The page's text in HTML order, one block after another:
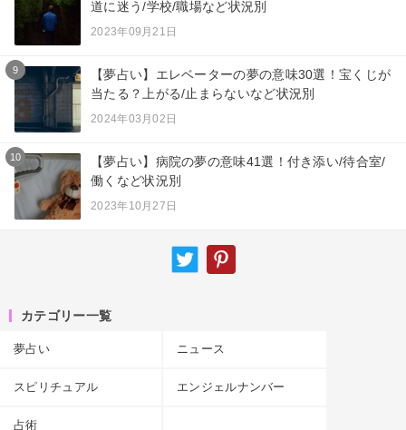
道に迷う/学校/職場など状況別
2023年09月21日
9
【夢占い】エレベーターの夢の意味30選！宝くじが
当たる？上がる/止まらないなど状況別
2024年03月02日
10
【夢占い】病院の夢の意味41選！付き添い/待合室/
働くなど状況別
2023年10月27日
カテゴリー一覧
夢占い ニュース
スピリチュアル エンジェルナンバー
占術